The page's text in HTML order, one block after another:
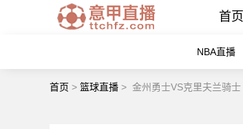
首页
NBA直播
首页 > 篮球直播 > 金州勇士VS克里夫兰骑士